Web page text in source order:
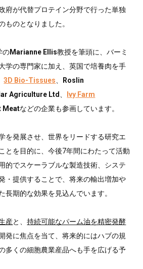
府が代替プロテイン分野で行った単独
ものとなりました。
のMarianne Ellis教授を筆頭に、バーミ
学の専門家に加え、英国で培養肉を手
、3D Bio-Tissues
Roslin
Agriculture Ltd
Ivy Farm
Meatなどの企業も参画しています。
を発展させ、世界をリードする研究エ
とを目的に、今後7年間にわたって活動
的でスケーラブルな製造技術、システ
・提供することで、将来の輸出増加や
長期的な効果を見込んでいます。
産と、持続可能なパーム油を精密発酵
発に焦点を当て、将来的にはハブの規
多くの細胞農業産品へも手を広げる予